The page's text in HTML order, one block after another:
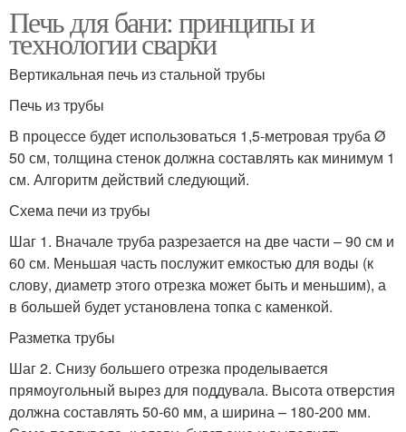
Печь для бани: принципы и
технологии сварки
Вертикальная печь из стальной трубы
Печь из трубы
В процессе будет использоваться 1,5-метровая труба Ø
50 см, толщина стенок должна составлять как минимум 1
см. Алгоритм действий следующий.
Схема печи из трубы
Шаг 1. Вначале труба разрезается на две части – 90 см и
60 см. Меньшая часть послужит емкостью для воды (к
слову, диаметр этого отрезка может быть и меньшим), а
в большей будет установлена топка с каменкой.
Разметка трубы
Шаг 2. Снизу большего отрезка проделывается
прямоугольный вырез для поддувала. Высота отверстия
должна составлять 50-60 мм, а ширина – 180-200 мм.